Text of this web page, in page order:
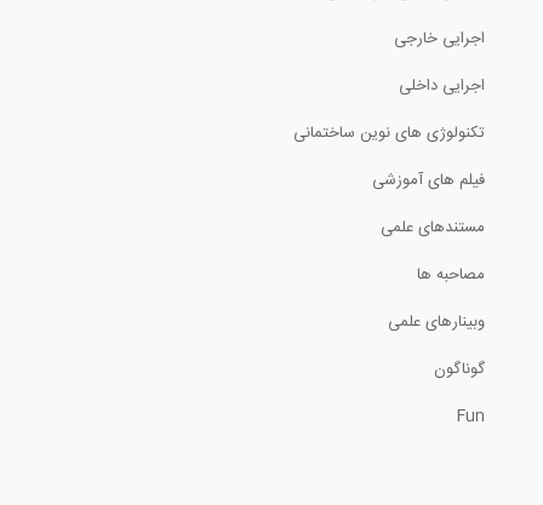
طراحی ست آپ ازمایش میراگر
13:29
اجرایی خارجی
اجرایی داخلی
تکنولوژی های نوین ساختمانی
فیلم های آموزشی
مستندهای علمی
مصاحبه ها
وبینارهای علمی
گوناگون
Fun